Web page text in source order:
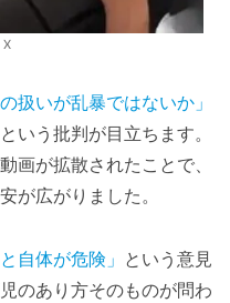
X
扱いが乱暴ではないか」
という批判が目立ちます。
画が拡散されたことで、
が広がりました。
自体が危険」 という意見
のあり方そのものが問わ